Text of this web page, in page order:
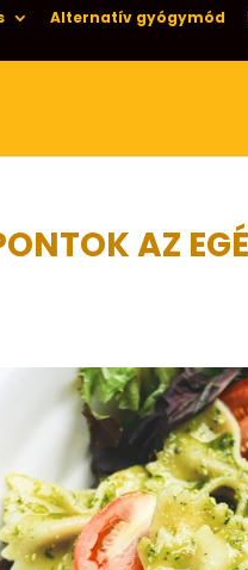
Alternatív gyógymód
AZ